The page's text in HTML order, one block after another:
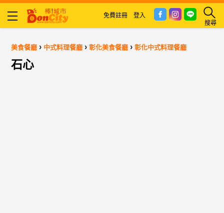
搜尋
免費註冊 登入
美食餐廳 › 中式料理餐廳 ›彰化美食餐廳 ›彰化中式料理餐廳
石心